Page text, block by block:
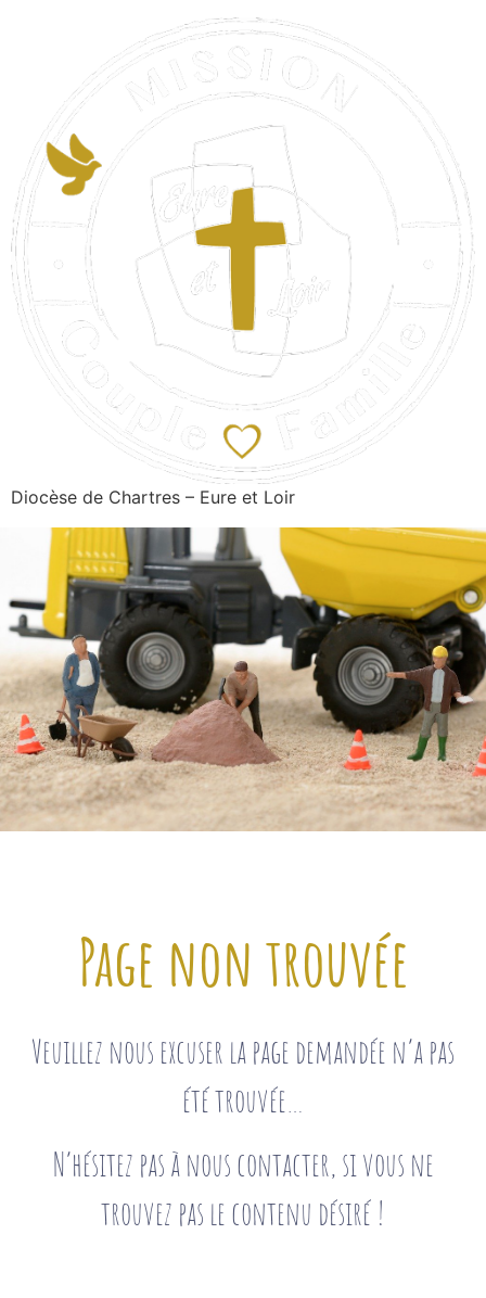
Diocèse de Chartres – Eure et Loir
Page non trouvée
Veuillez nous excuser la page demandée n’a pas
été trouvée…
N’hésitez pas à nous contacter, si vous ne
trouvez pas le contenu désiré !